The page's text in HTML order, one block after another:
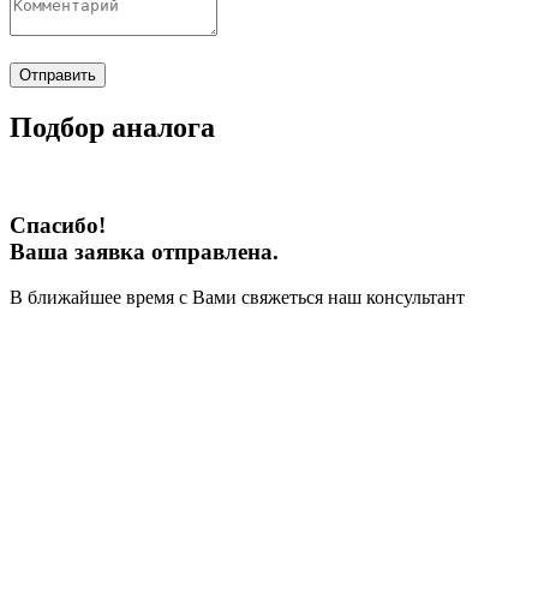
Отправить
Подбор аналога
Спасибо!
Ваша заявка отправлена.
В ближайшее время с Вами свяжеться наш консультант